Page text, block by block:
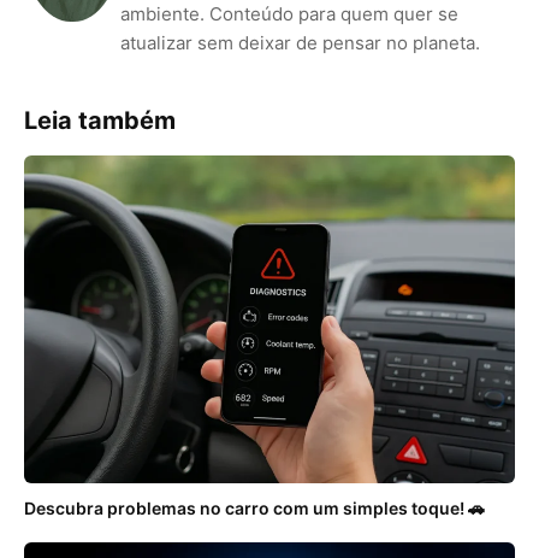
ambiente. Conteúdo para quem quer se
atualizar sem deixar de pensar no planeta.
Leia também
Descubra problemas no carro com um simples toque! 🚗